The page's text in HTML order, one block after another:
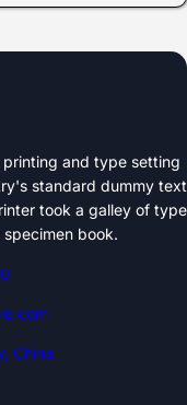
and type setting
standard dummy text
took a galley of type
book.
China